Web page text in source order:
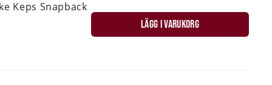
Keps Snapback
LÄGG I VARUKORG